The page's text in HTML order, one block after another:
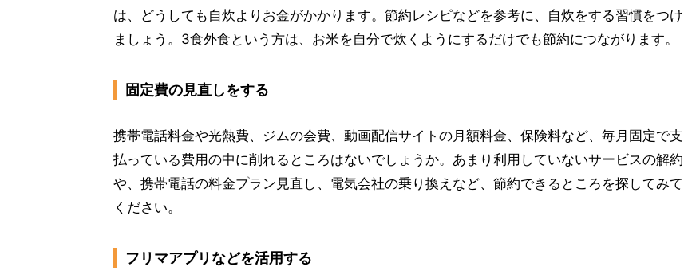
は、どうしても自炊よりお金がかかります。節約レシピなどを参考に、自炊をする習慣をつけ
ましょう。3食外食という方は、お米を自分で炊くようにするだけでも節約につながります。
固定費の見直しをする
携帯電話料金や光熱費、ジムの会費、動画配信サイトの月額料金、保険料など、毎月固定で支
払っている費用の中に削れるところはないでしょうか。あまり利用していないサービスの解約
や、携帯電話の料金プラン見直し、電気会社の乗り換えなど、節約できるところを探してみて
ください。
フリマアプリなどを活用する